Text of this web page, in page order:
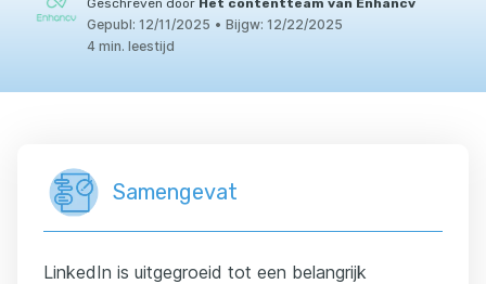
Geschreven door Het contentteam van Enhancv
Gepubl: 12/11/2025 • Bijgw: 12/22/2025
4 min. leestijd
Samengevat
LinkedIn is uitgegroeid tot een belangrijk